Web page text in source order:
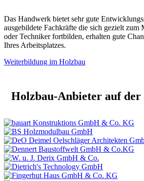
Das Handwerk bietet sehr gute
ausgebildete Fachkräfte die sich gezielt zum
oder Techniker fortbilden, erhalten gute
Ihres Arbeitsplatzes.
Weiterbildung im Holzbau
Holzbau-Anbieter auf